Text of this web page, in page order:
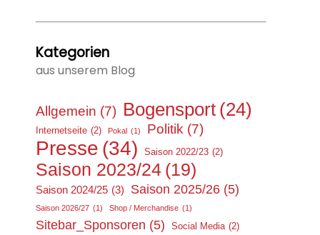
Kategorien
aus unserem Blog
Allgemein (7) Bogensport (24)
Internetseite (2) Pokal (1) Politik (7)
Presse (34) Saison 2022/23 (2)
Saison 2023/24 (19)
Saison 2024/25 (3) Saison 2025/26 (5)
Saison 2026/27 (1) Shop / Merchandise (1)
Sitebar_Sponsoren (5) Social Media (2)